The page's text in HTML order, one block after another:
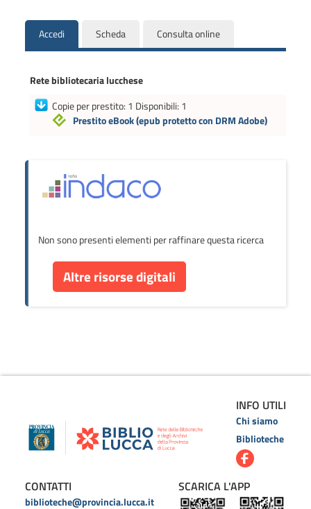
Accedi Scheda Consulta online
Rete bibliotecaria lucchese
Copie per prestito: 1 Disponibili: 1
Prestito eBook(epub protetto con DRM Adobe)
Non sono presenti elementi per raffinare questa ricerca
Altre risorse digitali
INFO UTILI
Chi siamo
Biblioteche
CONTATTI
biblioteche@provincia.lucca.it
SCARICA L'APP